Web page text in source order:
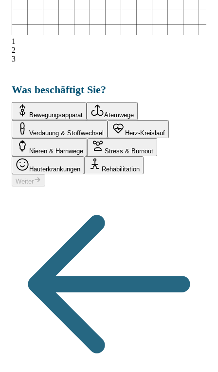
1
2
3
Was beschäftigt Sie?
Bewegungsapparat Atemwege
Verdauung & Stoffwechsel Herz-Kreislauf
Nieren & Harnwege Stress & Burnout
Hauterkrankungen
Rehabilitation
Weiter